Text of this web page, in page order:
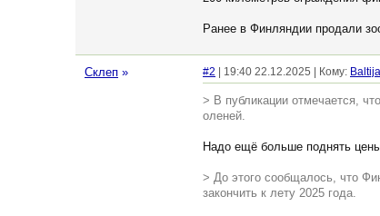
Ранее в Финляндии продали
Склеп » #2 | 19:40 22.12.2025 | Кому:
> В публикации отмечается,
оленей.
Надо ещё больше поднять
> До этого сообщалось, что
закончить к лету 2025 года.